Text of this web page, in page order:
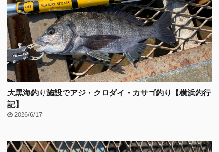
大黒海釣り施設でアジ・クロダイ・カサゴ釣り【横浜釣行
記】
2026/6/17